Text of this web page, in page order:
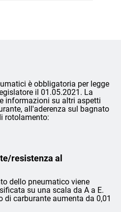
è obbligatoria per legge
il 01.05.2021. La
informazioni su altri aspetti
all'aderenza sul bagnato
rotolamento:
resistenza al
dello pneumatico viene
su una scala da A a E.
di carburante aumenta da 0,01